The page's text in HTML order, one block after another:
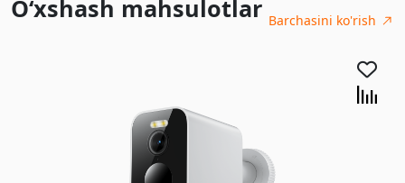
O‘xshash mahsulotlar Barchasini ko'rish